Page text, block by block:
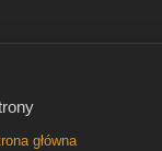
główna